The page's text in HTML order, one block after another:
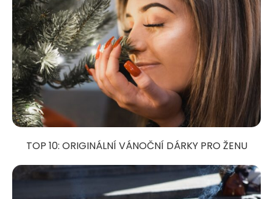
TOP 10: ORIGINÁLNÍ VÁNOČNÍ DÁRKY PRO ŽENU